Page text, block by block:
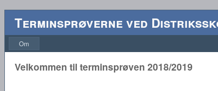
Terminsprøverne ved
Om
Velkommen til terminsprøven 2018/2019